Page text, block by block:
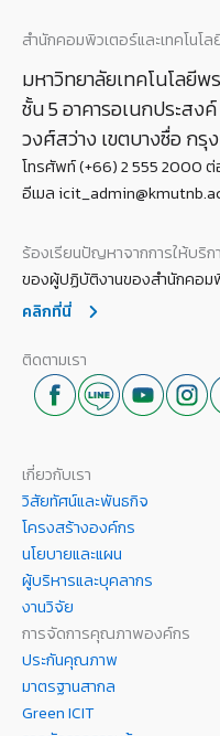
สำนักคอมพิวเตอร์และเทคโนโ
มหาวิทยาลัยเทคโนโลยีพ
ชั้น 5 อาคารอเนกประสง
วงศ์สว่าง เขตบางซื่อ ก
โทรศัพท์ (+66) 2 555 2000 ต่
อีเมล
ร้องเรียนปัญหาจากการให้บริก
ของผู้ปฏิบัติงานของสำนักคอม
คลิกที่นี่
ติดตามเรา
เกี่ยวกับเรา
วิสัยทัศน์และพันธกิจ
โครงสร้างองค์กร
นโยบายและแผน
ผู้บริหารและบุคลากร
งานวิจัย
การจัดการคุณภาพองค์กร
ประกันคุณภาพ
มาตรฐานสากล
Green ICIT